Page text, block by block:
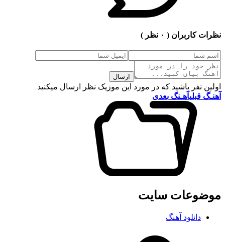
نظرات کاربران ( ۰ نظر )
ارسال
اولین نفر باشید که در مورد این موزیک نظر ارسال میکنید
آهنـگ قبلیآهـنگ بعدی
موضوعات سایت
دانلود آهنگ